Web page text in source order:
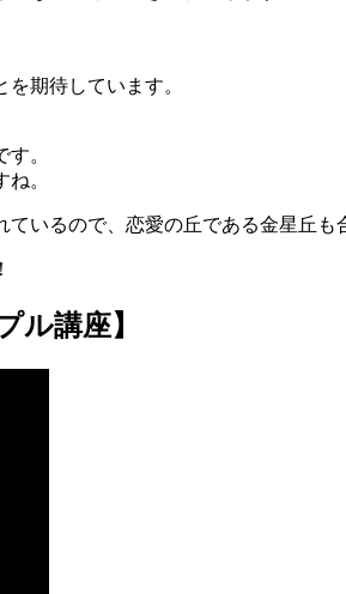
期待しています。
。
。
いるので、恋愛の丘である金星丘も
ル講座】